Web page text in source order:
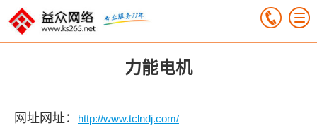
力能电机
网址网址：
http://www.tclndj.com/